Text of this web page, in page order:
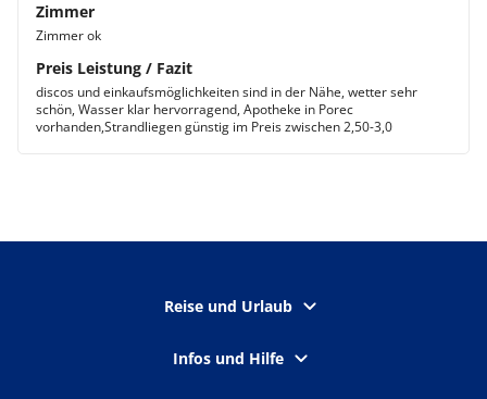
Zimmer
Zimmer ok
Preis Leistung / Fazit
discos und einkaufsmöglichkeiten sind in der Nähe, wetter sehr
schön, Wasser klar hervorragend, Apotheke in Porec
vorhanden,Strandliegen günstig im Preis zwischen 2,50-3,0
Reise und Urlaub
Infos und Hilfe